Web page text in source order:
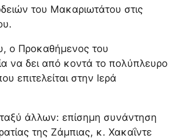
του Μακαριωτάτου στις
ο Προκαθήμενος του
να δει από κοντά το πολύπλευρο
επιτελείται στην Ιερά
άλλων: επίσημη συνάντηση
της Ζάμπιας, κ. Χακαΐντε